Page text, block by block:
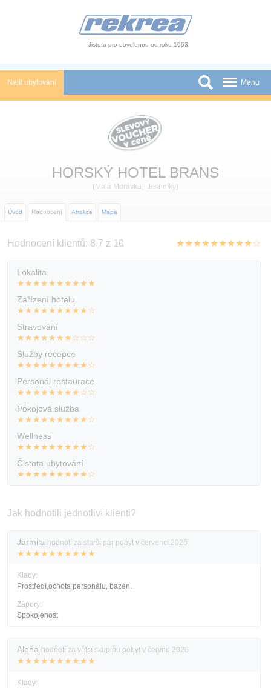
Jistota pro dovolenou od roku 1963
Najít ubytování
Novinky
Kontakt
Menu
HORSKÝ HOTEL BRANS
( Malá Morávka, Jeseníky)
Úvod Hodnocení Atrakce Mapa
Hodnocení klientů: 8,7 z 10 ★★★★★★★★★☆
Lokalita
★★★★★★★★★★
Zařízení hotelu
★★★★★★★★★☆
Stravování
★★★★★★★☆☆☆
Služby recepce
★★★★★★★★★☆
Personál restaurace
★★★★★★★★☆☆
Pokojová služba
★★★★★★★★★☆
Wellness
★★★★★★★★★☆
Čistota ubytování
★★★★★★★★★☆
Jak hodnotili jednotliví klienti?
Jarmila hodnotí za starší pár pobyt v červenci 2026
★★★★★★★★★★
Klady:
Prostředí,ochota personálu, bazén.
Zápory:
Spokojenost
Alena hodnotí za větší skupinu pobyt v červnu 2026
★★★★★★★★★★
Klady: